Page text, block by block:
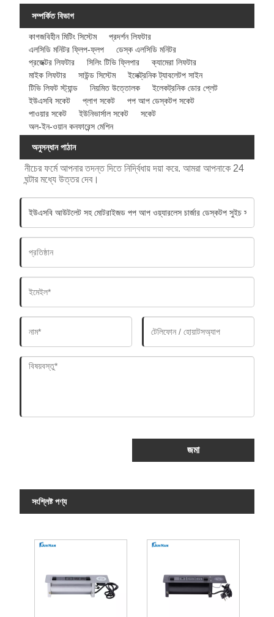
সম্পর্কিত বিভাগ
কাগজবিহীন মিটিং সিস্টেম
প্রদর্শন লিফটার
এলসিডি মনিটর ফ্লিপ-ফ্লপ
ডেস্ক এলসিডি মনিটর
প্রজেক্টর লিফটার
সিলিং টিভি ফ্লিপার
ক্যামেরা লিফটার
মাইক লিফটার
সাউন্ড সিস্টেম
ইলেক্ট্রনিক ট্যাবলেটপ সাইন
টিভি লিফট স্ট্যান্ড
নিয়মিত উত্তোলক
ইলেকট্রনিক ডোর প্লেট
ইউএসবি সকেট
প্লাগ সকেট
পপ আপ ডেস্কটপ সকেট
পাওয়ার সকেট
ইউনিভার্সাল সকেট
সকেট
অল-ইন-ওয়ান কনফারেন্স মেশিন
অনুসন্ধান পাঠান
নীচের ফর্মে আপনার তদন্ত দিতে নির্দ্বিধায় দয়া করে. আমরা আপনাকে 24
ঘন্টার মধ্যে উত্তর দেব।
জমা
সংশ্লিষ্ট পণ্য